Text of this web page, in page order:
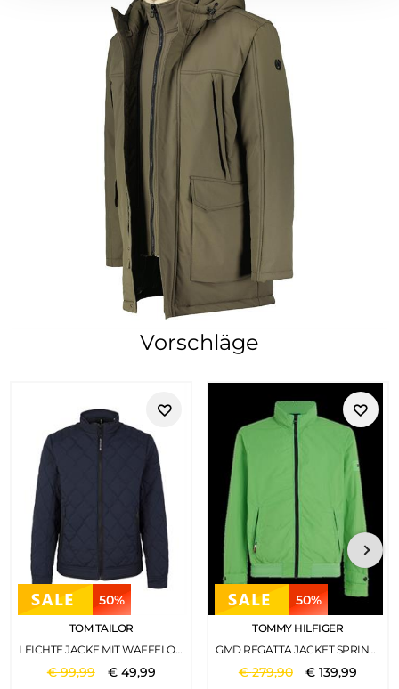
Vorschläge
50%
TOM TAILOR
LEICHTE JACKE MIT WAFFELOPTIK SKY CAPTAIN BLUE
€99,99 € 49,99
50%
TOMMY HILFIGER
GMD REGATTA JACKET SPRING LIME
€279,90 € 139,99